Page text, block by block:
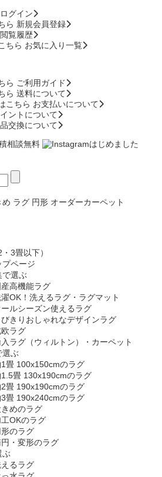
ログイン
新規会員登録
閲覧履歴
お気に入り一覧
ご利用ガイド
送料について
お支払いについて
ントについて
交換について
め ラグ 円形 オーダーカーペット
3畳以下）
プページ
で選ぶ
産高機能ラグ
OK！洗えるラグ・ラグマット
ールシーズン使えるラグ
びきりおしゃれなデザインラグ
ラグ
ラグ（ウィルトン）・カーペット
選ぶ
畳 100x150cmのラグ
畳 130x190cmのラグ
畳 190x190cmのラグ
畳 190x240cmのラグ
きめのラグ
工OKのラグ
形のラグ
・変形のラグ
ぶ
るラグ